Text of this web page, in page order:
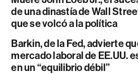
de una dinastía de Wall
que se volcó a la política
Barkin, de la Fed, advierte
mercado laboral de EE.UU.
en un “equilibrio débil”